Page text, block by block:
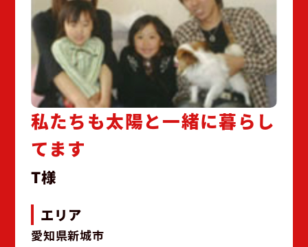
私たちも太陽と一緒に暮らし
てます
T様
エリア
愛知県新城市